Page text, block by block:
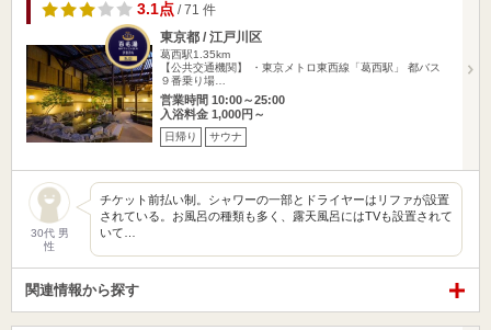
3.1点 / 71 件
東京都 / 江戸川区
葛西駅1.35km
【公共交通機関】 ・東京メトロ東西線「葛西駅」 都バス
９番乗り場…
営業時間 10:00～25:00
入浴料金 1,000円～
日帰り サウナ
30代 男
性
チケット前払い制。シャワーの一部とドライヤーはリファが設置
されている。お風呂の種類も多く、露天風呂にはTVも設置されて
いて…
関連情報から探す